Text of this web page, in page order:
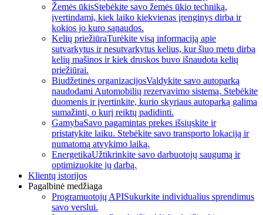
Žemės ūkisStebėkite savo žemės ūkio techniką,
įvertindami, kiek laiko kiekvienas įrenginys dirba ir
kokios jo kuro sąnaudos.
Kelių priežiūraTurėkite visą informaciją apie
sutvarkytus ir nesutvarkytus kelius, kur šiuo metu dirba
kelių mašinos ir kiek druskos buvo išnaudota kelių
priežiūrai.
Biudžetinės organizacijosValdykite savo autoparką
naudodami Automobilių rezervavimo sistemą. Stebėkite
duomenis ir įvertinkite, kurio skyriaus autoparką galima
sumažinti, o kurį reiktų padidinti.
GamybaSavo pagamintas prekes išsiųskite ir
pristatykite laiku. Stebėkite savo transporto lokaciją ir
numatomą atvykimo laiką.
EnergetikaUžtikrinkite savo darbuotojų saugumą ir
optimizuokite jų darbą.
Klientų istorijos
Pagalbinė medžiaga
Programuotojų APISukurkite individualius sprendimus
savo verslui.